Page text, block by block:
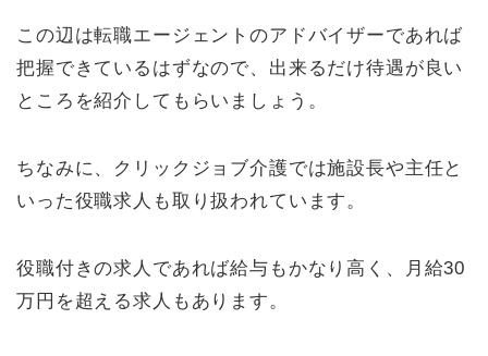
この辺は転職エージェントのアドバイザーであれば
把握できているはずなので、出来るだけ待遇が良い
ところを紹介してもらいましょう。
ちなみに、クリックジョブ介護では施設長や主任と
いった役職求人も取り扱われています。
役職付きの求人であれば給与もかなり高く、月給30
万円を超える求人もあります。